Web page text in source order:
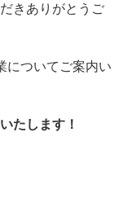
きありがとうご
についてご案内い
たします！